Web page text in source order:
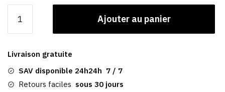
Casquette
Femme
Luxe​
|
Ajouter au panier
Livraison gratuite
SAV disponible 24h24h 7 / 7
Retours faciles sous 30 jours